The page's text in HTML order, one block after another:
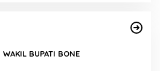
BUPATI BONE